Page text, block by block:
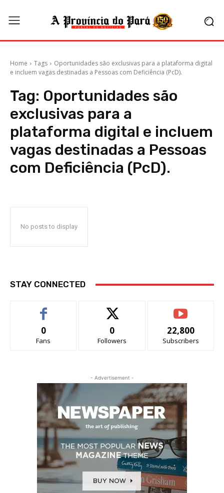
Home Tags
Oportunidades são exclusivas para a plataforma digital
e incluem vagas destinadas a Pessoas com Deficiência (PcD).
Tag: Oportunidades são
exclusivas para a
plataforma digital e incluem
vagas destinadas a Pessoas
com Deficiência (PcD).
No posts to display
STAY CONNECTED
0
Fans
0
Followers
22,800
Subscribers
- Advertisement -